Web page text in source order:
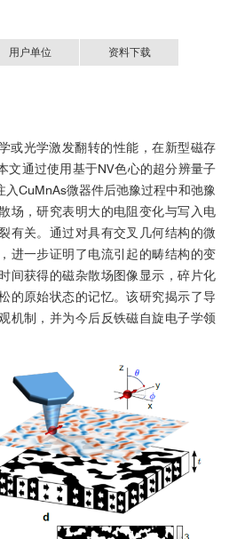
用户单位 资料下载
或光学激发翻转的性能，在新型磁存
文通过使用基于NV色心的超分辨量子
CuMnAs微器件后弛豫过程中和弛豫
场，研究表明大的电阻变化与写入电
有关。通过对具有交叉几何结构的微
进一步证明了电流引起的畴结构的变
间获得的磁杂散场图像显示，碎片化
的原始状态的记忆。该研究揭示了导
机制，并为今后反铁磁自旋电子学领
显微镜.pdf